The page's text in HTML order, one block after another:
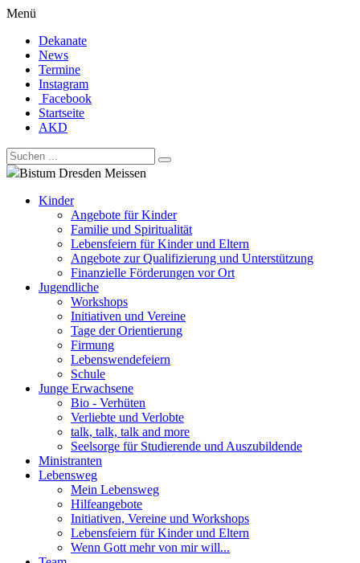
Menü
Dekanate
News
Termine
Instagram
Facebook
Startseite
AKD
Bistum Dresden Meissen
Kinder
Angebote für Kinder
Familie und Spiritualität
Lebensfeiern für Kinder und Eltern
Angebote zur Qualifizierung und Unterstützung
Finanzielle Förderungen vor Ort
Jugendliche
Workshops
Initiativen und Vereine
Tage der Orientierung
Firmung
Lebenswendefeiern
Schule
Junge Erwachsene
Bio - Verhüten
Verliebte und Verlobte
talk, talk, talk and more
Seelsorge für Studierende und Auszubildende
Ministranten
Lebensweg
Mein Lebensweg
Hilfeangebote
Initiativen, Vereine und Workshops
Lebensfeiern für Kinder und Eltern
Wenn Gott mehr von mir will...